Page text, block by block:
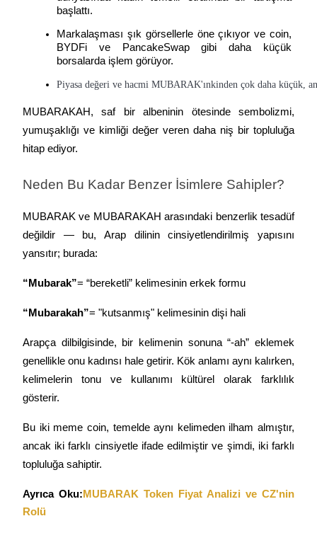
başlattı.
Markalaşması şık görsellerle öne çıkıyor ve coin,
BYDFi ve PancakeSwap gibi daha küçük
borsalarda işlem görüyor.
Piyasa değeri ve hacmi MUBARAK'ınkinden çok daha küçük,
MUBARAKAH, saf bir albeninin ötesinde sembolizmi,
yumuşaklığı ve kimliği değer veren daha niş bir topluluğa
hitap ediyor.
Neden Bu Kadar Benzer İsimlere Sahipler?
MUBARAK ve MUBARAKAH arasındaki benzerlik tesadüf
değildir — bu, Arap dilinin cinsiyetlendirilmiş yapısını
yansıtır; burada:
“Mubarak”= “bereketli” kelimesinin erkek formu
“Mubarakah”= "kutsanmış" kelimesinin dişi hali
Arapça dilbilgisinde, bir kelimenin sonuna “-ah” eklemek
genellikle onu kadınsı hale getirir. Kök anlamı aynı kalırken,
kelimelerin tonu ve kullanımı kültürel olarak farklılık
gösterir.
Bu iki meme coin, temelde aynı kelimeden ilham almıştır,
ancak iki farklı cinsiyetle ifade edilmiştir ve şimdi, iki farklı
topluluğa sahiptir.
Ayrıca Oku: MUBARAK Token Fiyat Analizi ve CZ'nin
Rolü